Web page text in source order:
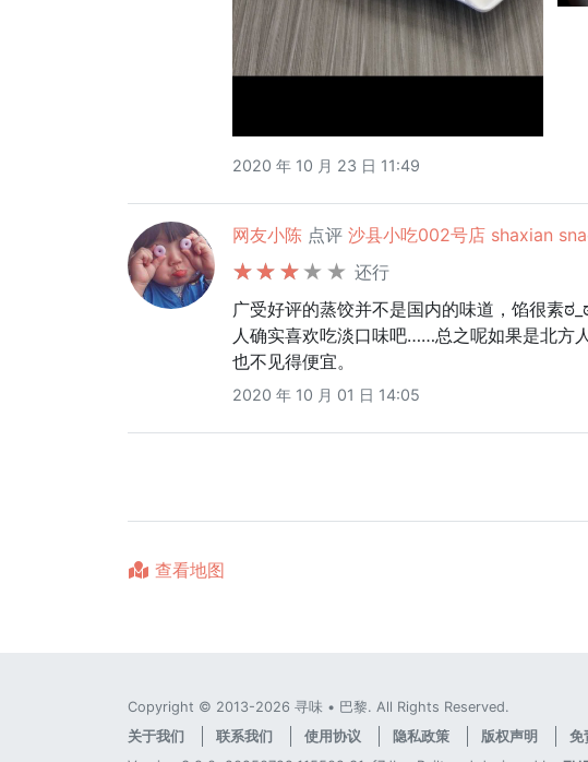
2020 年 10 月 23 日 11:49
网友小陈 点评 沙县小吃002号店 shaxian
还行
广受好评的蒸饺并不是国内的味道，馅很素
人确实喜欢吃淡口味吧……总之呢如果是北方
也不见得便宜。
2020 年 10 月 01 日 14:05
查看地图
Copyright © 2013-2026 寻味 • 巴黎. All Rights Reserved.
关于我们
联系我们 使用协议 隐私政策 版权声明 免